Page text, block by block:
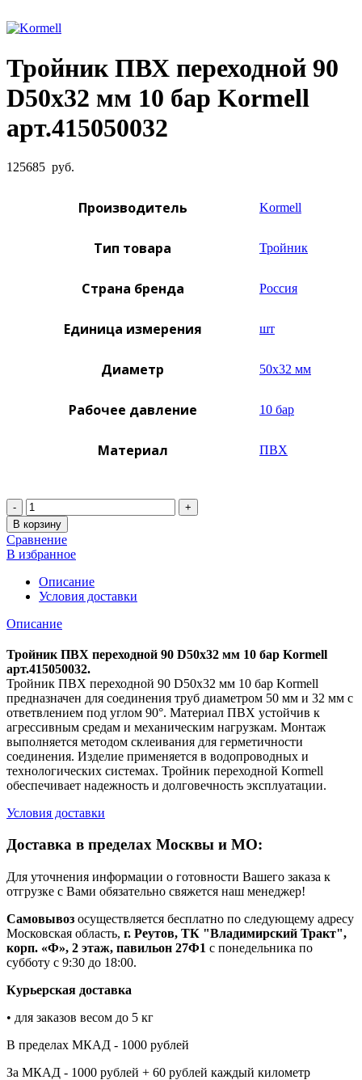
Тройник ПВХ переходной 90
D50х32 мм 10 бар Kormell
арт.415050032
125685 руб.
Производитель Kormell
Тип товара Тройник
Страна бренда Россия
Единица измерения шт
Диаметр 50х32 мм
Рабочее давление 10 бар
Материал ПВХ
Количество
В корзину
Сравнение
В избранное
Описание
Условия доставки
Описание
Тройник ПВХ переходной 90 D50х32 мм 10 бар Kormell
арт.415050032.
Тройник ПВХ переходной 90 D50х32 мм 10 бар Kormell
предназначен для соединения труб диаметром 50 мм и 32 мм с
ответвлением под углом 90°. Материал ПВХ устойчив к
агрессивным средам и механическим нагрузкам. Монтаж
выполняется методом склеивания для герметичности
соединения. Изделие применяется в водопроводных и
технологических системах. Тройник переходной Kormell
обеспечивает надежность и долговечность эксплуатации.
Условия доставки
Доставка в пределах Москвы и МО:
Для уточнения информации о готовности Вашего заказа к
отгрузке с Вами обязательно свяжется наш менеджер!
Самовывоз осуществляется бесплатно по следующему адресу
Московская область, г. Реутов, ТК "Владимирский Тракт",
корп. «Ф», 2 этаж, павильон 27Ф1 с понедельника по
субботу с 9:30 до 18:00.
Курьерская доставка
• для заказов весом до 5 кг
В пределах МКАД - 1000 рублей
За МКАД - 1000 рублей + 60 рублей каждый километр